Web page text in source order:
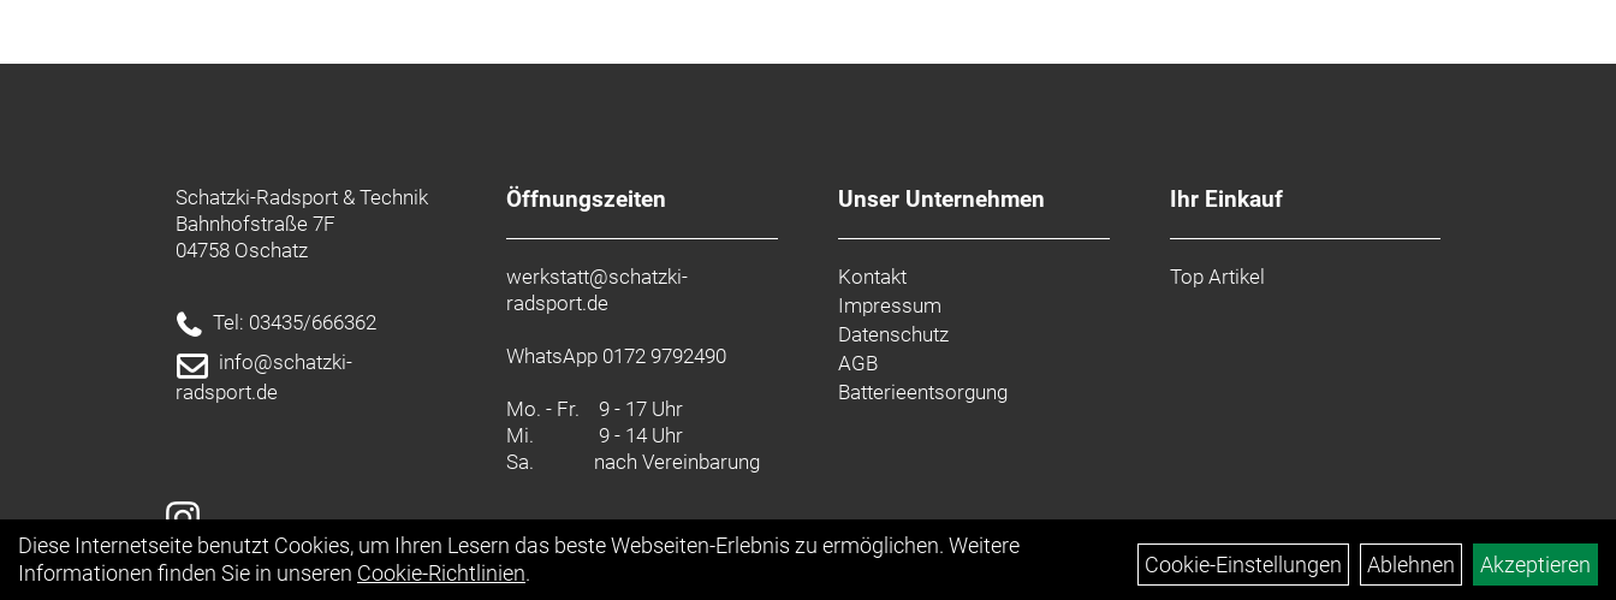
Schatzki-Radsport & Technik
Bahnhofstraße 7F
04758 Oschatz
Tel: 03435/666362
info@schatzki-
radsport.de
Öffnungszeiten
werkstatt@schatzki-
radsport.de
WhatsApp 0172 9792490
Mo. - Fr. 9 - 17 Uhr
Mi.
9 - 14 Uhr
Sa.
nach Vereinbarung
Unser Unternehmen
Kontakt
Impressum
Datenschutz
AGB
Batterieentsorgung
Ihr Einkauf
Top Artikel
Diese Internetseite benutzt Cookies, um Ihren Lesern das beste Webseiten-Erlebnis zu ermöglichen. Weitere
Informationen finden Sie in unseren Cookie-Richtlinien. Cookie-Einstellungen Ablehnen Akzeptieren